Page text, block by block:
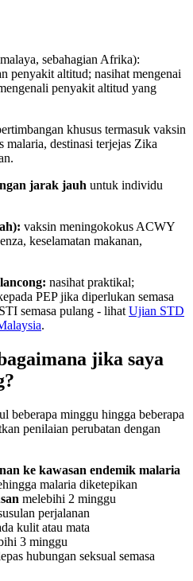
sebahagian Afrika):
penyakit altitud; nasihat mengenai
penyakit altitud yang
khusus termasuk vaksin
destinasi terjejas Zika
jarak jauh untuk individu
vaksin meningokokus ACWY
keselamatan makanan,
nasihat praktikal;
PEP jika diperlukan semasa
semasa pulang - lihat Ujian STD
.
jika saya
beberapa minggu hingga beberapa
penilaian perubatan dengan
ke kawasan endemik malaria
malaria diketepikan
melebihi 2 minggu
perjalanan
kulit atau mata
3 minggu
hubungan seksual semasa